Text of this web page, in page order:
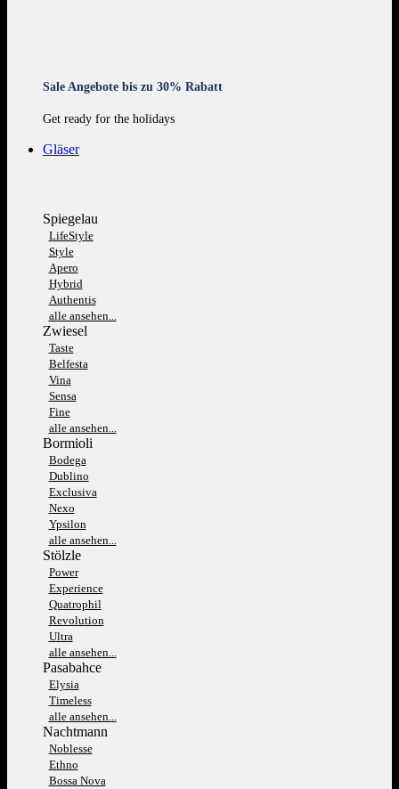
Sale Angebote bis zu 30% Rabatt
Get ready for the holidays
Gläser
Spiegelau
LifeStyle
Style
Apero
Hybrid
Authentis
alle ansehen...
Zwiesel
Taste
Belfesta
Vina
Sensa
Fine
alle ansehen...
Bormioli
Bodega
Dublino
Exclusiva
Nexo
Ypsilon
alle ansehen...
Stölzle
Power
Experience
Quatrophil
Revolution
Ultra
alle ansehen...
Pasabahce
Elysia
Timeless
alle ansehen...
Nachtmann
Noblesse
Ethno
Bossa Nova